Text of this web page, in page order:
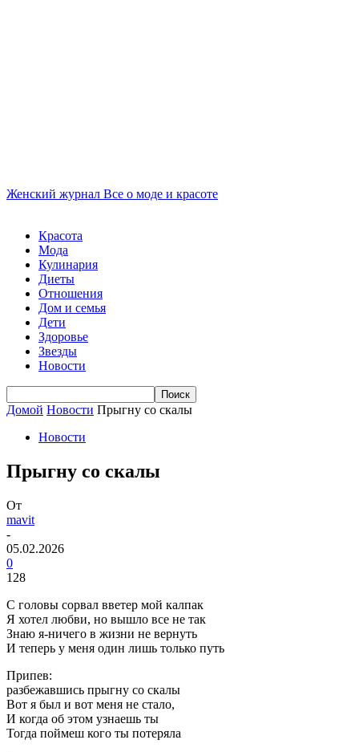
Женский журнал Все о моде и красоте
Красота
Мода
Кулинария
Диеты
Отношения
Дом и семья
Дети
Здоровье
Звезды
Новости
Домой Новости Прыгну со скалы
Новости
Прыгну со скалы
От
mavit
-
05.02.2026
0
128
С головы сорвал вветер мой калпак
Я хотел любви, но вышло все не так
Знаю я-ничего в жизни не вернуть
И теперь у меня один лишь только путь
Припев:
разбежавшись прыгну со скалы
Вот я был и вот меня не стало,
И когда об этом узнаешь ты
Тогда поймеш кого ты потеряла